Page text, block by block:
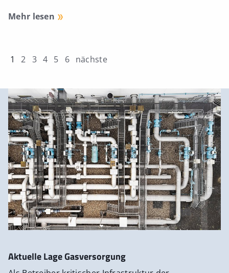
Mehr lesen
1 2 3 4 5 6 nächste
Aktuelle Lage Gasversorgung